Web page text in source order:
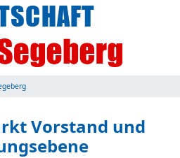
Vorstand und